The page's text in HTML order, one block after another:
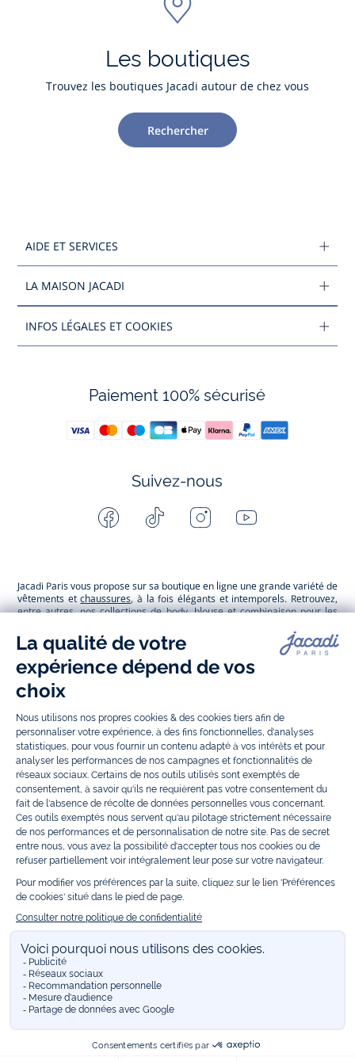
Les boutiques
Trouvez les boutiques Jacadi autour de chez vous
Rechercher
AIDE ET SERVICES
LA MAISON JACADI
INFOS LÉGALES ET COOKIES
Paiement 100% sécurisé
Suivez-nous
Facebook Tiktok InstagramYoutube
Jacadi Paris vous propose sur sa boutique en ligne une grande variété de
vêtements etchaussures, à la fois élégants et intemporels. Retrouvez,
entre autres, nos collections de body, blouse et combinaison pour les
chaussettes et accessoires pour les
de 1 mois à 12 ans.
Découvrez nos collections mode et tendance pour filles et garçons.
Grâce àJacadi Seconde Vie, donnez une seconde vie à vos articles pour
enfants. Profitez aussi de nos collections spéciales fête de fin d’année et
trouvez des idées
Retrouvez nos idées
Bénéficiez également de prix réduits avec nos collections spéciales de
vêtements enfants en soldeset de notrecollection Outlettoute l’année.
Guettez lespromotions Prix Doux, une opération spéciale Jacadi avec
des vêtements enfant à prix tout ronds. Adhérez au programme de
Fidélité Jacadi afin de profiter desventes privées. Retrouvez la collection
Les Essentielset ses vêtements emblématiques aux couleurs de la
marque, la collectionReflexaux vêtements originaux et ludiques avec
des détails réfléchissants, la collectionSport Chicaussi innovante
qu'élégante, ainsi queles Petits tricotspour compléter le vestiaire de
bébé. Pour passer l’automne et l’hiver au chaud, Jacadi vous propose une
collection demanteaux bébé et enfantet dechaussures d'hiver. Pendant
lesJolis Jours, c’est l’occasion de retrouver la nouvelle collection Jacadi
bébé et enfant à prix doux. Un mariage, un baptême, une communion de
prévue ? Trouvez unetenue de cérémoniepour votre enfant. Retrouvez
les sacsTohana, confectionnés en partenariat avec l'Association
malgache Tohana et soutenez un projet permettant à des mamans en
situation de grande précarité d’apprendre le métier de couturière.
transmettre. Pour bien s'équiper pour la
rentrée
besoins des écoles, retrouvez unecollection uniforme
marine, gris, bleu ciel, beige et blanc pour habiller les enfants de la tête
aux pieds. Retrouvez les recommandations Jacadi pour
belles matières. Réservez en ligne, achetez en boutique avec la
réservation. Retrouvez les réponses à vos questions dans les
Collect.